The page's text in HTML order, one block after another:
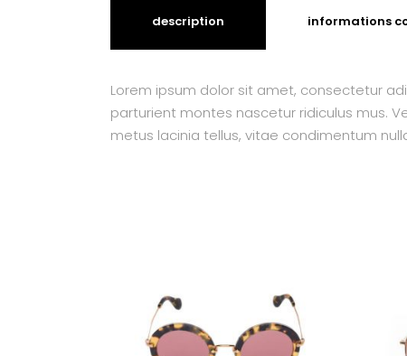
description informations
Lorem ipsum dolor sit amet, consectetur
parturient montes nascetur ridiculus mus.
metus lacinia tellus, vitae condimentum